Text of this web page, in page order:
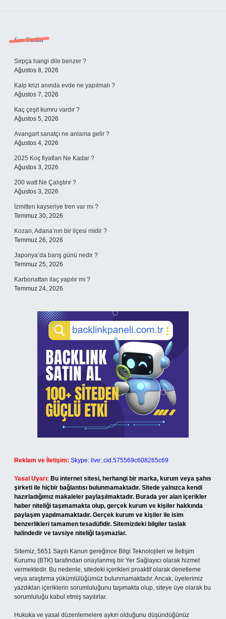
Sidebar
Son Yazılar
Sırpça hangi dile benzer ?
Ağustos 8, 2026
Kalp krizi anında evde ne yapılmalı ?
Ağustos 7, 2026
Kaç çeşit kumru vardır ?
Ağustos 5, 2026
Avangart sanatçı ne anlama gelir ?
Ağustos 4, 2026
2025 Koç fiyatları Ne Kadar ?
Ağustos 3, 2026
200 watt Ne Çalıştırır ?
Ağustos 3, 2026
İzmitten kayseriye tren var mı ?
Temmuz 30, 2026
Kozan, Adana’nın bir ilçesi midir ?
Temmuz 26, 2026
Japonya’da barış günü nedir ?
Temmuz 25, 2026
Karbonattan ilaç yapılır mı ?
Temmuz 24, 2026
Reklam ve İletişim: Skype: live:.cid.575569c608265c69
Yasal Uyarı: Bu internet sitesi, herhangi bir marka, kurum veya şahıs
şirketi ile hiçbir bağlantısı bulunmamaktadır. Sitede yalnızca kendi
hazırladığımız makaleler paylaşılmaktadır. Burada yer alan içerikler
haber niteliği taşımamakta olup, gerçek kurum ve kişiler hakkında
paylaşım yapılmamaktadır. Gerçek kurum ve kişiler ile isim
benzerlikleri tamamen tesadüfidir. Sitemizdeki bilgiler taslak
halindedir ve tavsiye niteliği taşımazlar.
Sitemiz, 5651 Sayılı Kanun gereğince Bilgi Teknolojileri ve İletişim
Kurumu (BTK) tarafından onaylanmış bir Yer Sağlayıcı olarak hizmet
vermektedir. Bu nedenle, sitedeki içerikleri proaktif olarak denetleme
veya araştırma yükümlülüğümüz bulunmamaktadır. Ancak, üyelerimiz
yazdıkları içeriklerin sorumluluğunu taşımakta olup, siteye üye olarak bu
sorumluluğu kabul etmiş sayılırlar.
Hukuka ve yasal düzenlemelere aykırı olduğunu düşündüğünüz